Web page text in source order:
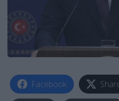
Facebook